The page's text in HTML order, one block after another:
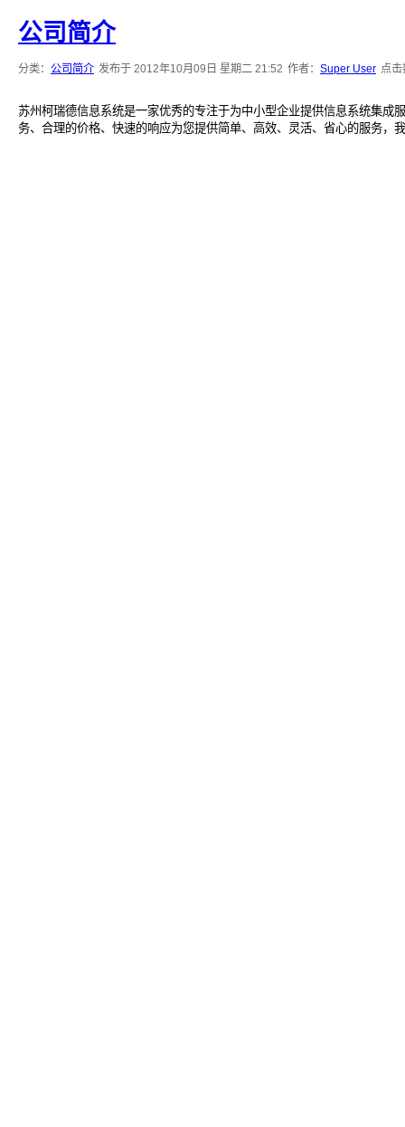
公司简介
分类： 公司简介 发布于 2012年10月09日 星期二 21:52 作者： Super User 点
苏州柯瑞德信息系统是一家优秀的专注于为中小型企业提供信息系统集
务、合理的价格、快速的响应为您提供简单、高效、灵活、省心的服务，